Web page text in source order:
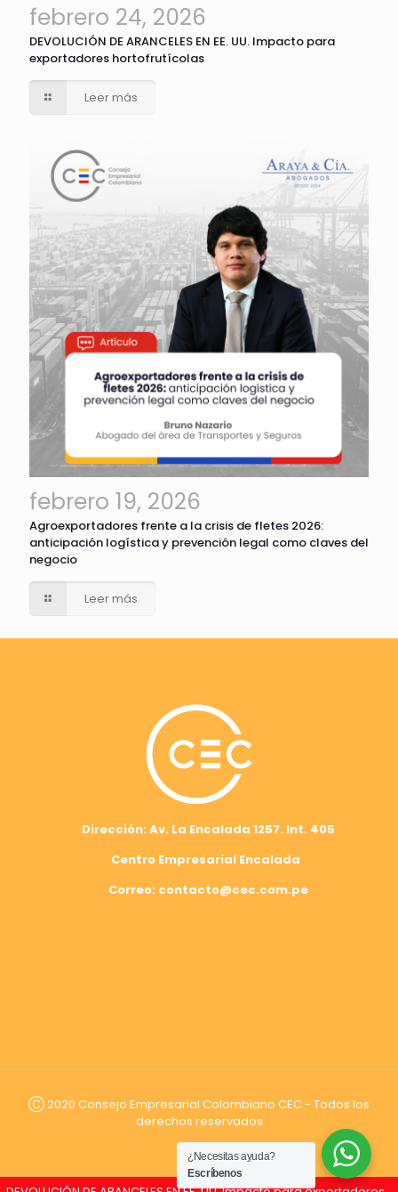
febrero 24, 2026
DEVOLUCIÓN DE ARANCELES EN EE. UU. Impacto para
exportadores hortofrutícolas
Leer más
febrero 19, 2026
Agroexportadores frente a la crisis de fletes 2026:
anticipación logística y prevención legal como claves del
negocio
Leer más
Dirección: Av. La Encalada 1257. Int. 405
Centro Empresarial Encalada
Correo: contacto@cec.com.pe
Ⓒ 2020 Consejo Empresarial Colombiano CEC - Todos los
derechos reservados
¿Necesitas ayuda?
Escríbenos